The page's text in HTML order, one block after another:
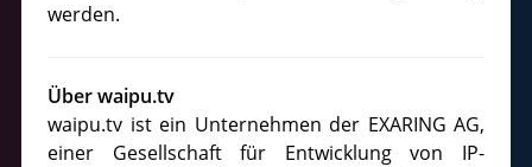
werden.
Über waipu.tv
waipu.tv ist ein Unternehmen der EXARING AG,
einer Gesellschaft für Entwicklung von IP-